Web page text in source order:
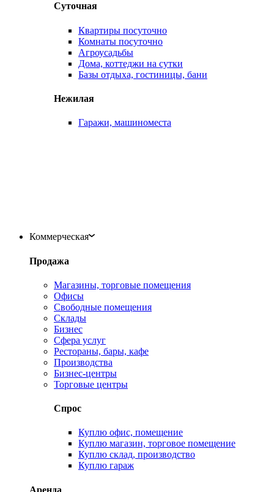
Суточная
Квартиры посуточно
Комнаты посуточно
Агроусадьбы
Дома, коттеджи на сутки
Базы отдыха, гостиницы, бани
Нежилая
Гаражи, машиноместа
Коммерческая
Продажа
Магазины, торговые помещения
Офисы
Свободные помещения
Склады
Бизнес
Сфера услуг
Рестораны, бары, кафе
Производства
Бизнес-центры
Торговые центры
Спрос
Куплю офис, помещение
Куплю магазин, торговое помещение
Куплю склад, производство
Куплю гараж
Аренда